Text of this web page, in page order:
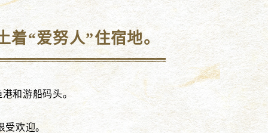
着“爱努人”住宿地。
和游船码头。
欢迎。